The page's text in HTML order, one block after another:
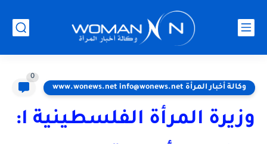
وكالة أخبار المرأة www.wonews.net info@wonews.net
0
وزيرة المرأة الفلسطينية ا: